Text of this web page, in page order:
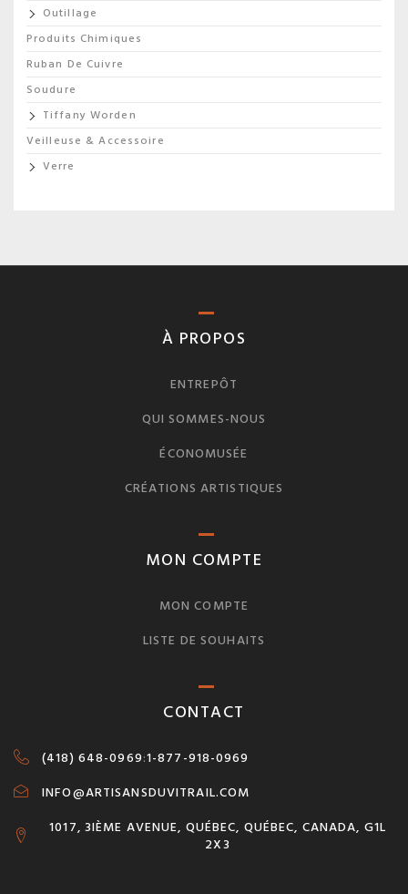
Outillage
Produits Chimiques
Ruban De Cuivre
Soudure
Tiffany Worden
Veilleuse & Accessoire
Verre
À PROPOS
ENTREPÔT
QUI SOMMES-NOUS
ÉCONOMUSÉE
CRÉATIONS ARTISTIQUES
MON COMPTE
MON COMPTE
LISTE DE SOUHAITS
CONTACT
(418) 648-0969:1-877-918-0969
INFO@ARTISANSDUVITRAIL.COM
1017, 3IÈME AVENUE, QUÉBEC, QUÉBEC, CANADA, G1L
2X3